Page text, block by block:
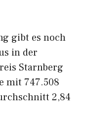
gibt es noch
in der
Starnberg
mit 747.508
2,84